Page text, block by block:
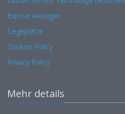
Expose Anzeigen
Liegeplätze
Cookies Policy
Privacy Policy
Mehr details